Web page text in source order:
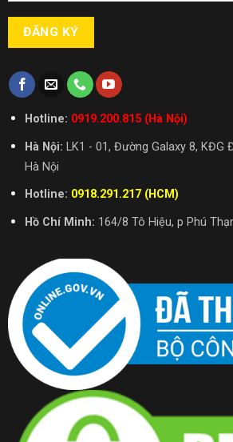
Hotline: 0919.200.815 (Hà Nội)
Hà Nội: LK1 - 01, Đường Galaxy 8, KĐG
Hà Nội
Hotline: 0918.291.217 (HCM)
Hồ Chí Minh: 164/8 Tô Hiệu, p Phú